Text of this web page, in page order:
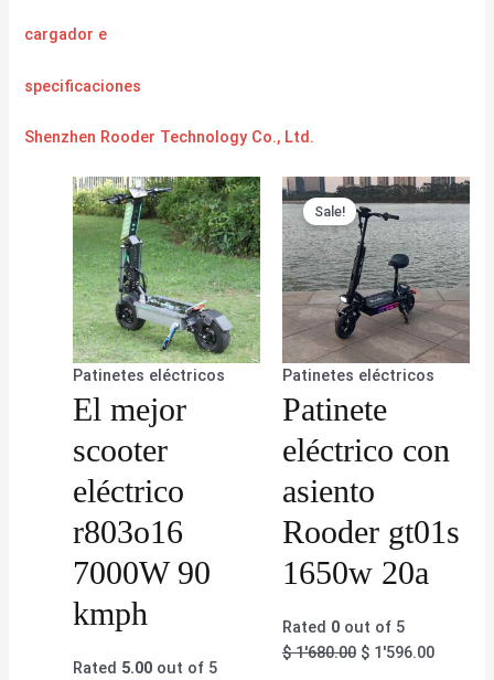
cargador e
specificaciones
Shenzhen Rooder Technology Co., Ltd.
Patinetes eléctricos
El mejor
scooter
eléctrico
r803o16
7000W 90
kmph
Rated 5.00 out of 5
Sale!
Patinetes eléctricos
Patinete
eléctrico con
asiento
Rooder gt01s
1650w 20a
Rated 0out of 5
$1'680.00 $1'596.00